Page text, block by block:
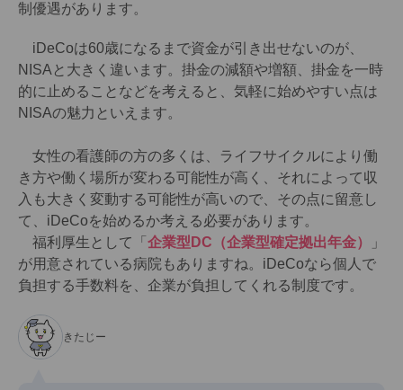
制優遇があります。
iDeCoは60歳になるまで資金が引き出せないのが、
NISAと大きく違います。掛金の減額や増額、掛金を一時
的に止めることなどを考えると、気軽に始めやすい点は
NISAの魅力といえます。
女性の看護師の方の多くは、ライフサイクルにより働
き方や働く場所が変わる可能性が高く、それによって収
入も大きく変動する可能性が高いので、その点に留意し
て、iDeCoを始めるか考える必要があります。
福利厚生として「 企業型DC（企業型確定拠出年金）
」
が用意されている病院もありますね。iDeCoなら個人で
負担する手数料を、企業が負担してくれる制度です。
きたじー